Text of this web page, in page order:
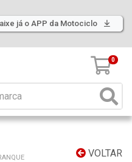
já o APP da Motociclo
0
VOLTAR